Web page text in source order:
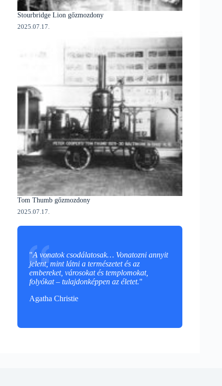
Stourbridge Lion gőzmozdony
2025.07.17.
Tom Thumb gőzmozdony
2025.07.17.
"A vonatok csodálatosak… Vonatozni annyit
jelent, mint látni a természetet és az
embereket, városokat és templomokat,
folyókat – tulajdonképpen az életet."
Agatha Christie